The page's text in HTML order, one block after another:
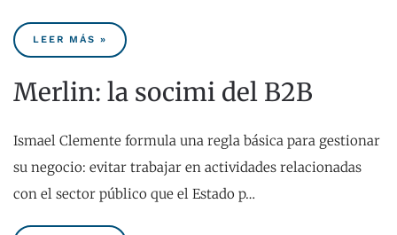
LEER MÁS »
Merlin: la socimi del B2B
Ismael Clemente formula una regla básica para gestionar
su negocio: evitar trabajar en actividades relacionadas
con el sector público que el Estado p…